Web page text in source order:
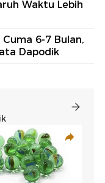
Waktu Lebih
6-7 Bulan,
Dapodik